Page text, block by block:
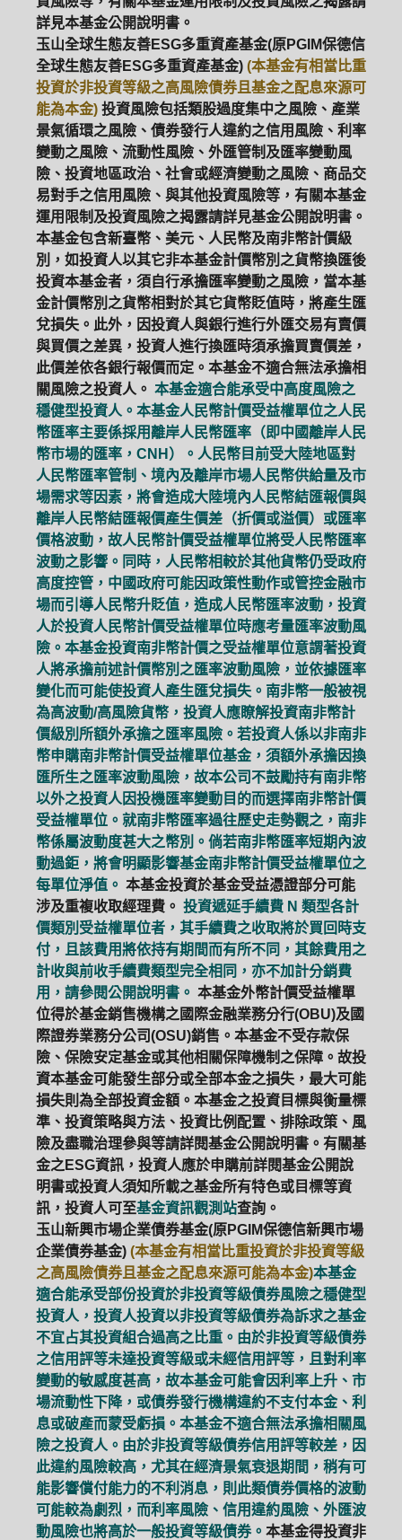
詳見本基金公開說明書。
玉山全球生態友善ESG多重資產基金(原PGIM保德信
全球生態友善ESG多重資產基金) (本基金有相當比重
投資於非投資等級之高風險債券且基金之配息來源可
能為本金) 投資風險包括類股過度集中之風險、產業
景氣循環之風險、債券發行人違約之信用風險、利率
變動之風險、流動性風險、外匯管制及匯率變動風
險、投資地區政治、社會或經濟變動之風險、商品交
易對手之信用風險、與其他投資風險等，有關本基金
運用限制及投資風險之揭露請詳見基金公開說明書。
本基金包含新臺幣、美元、人民幣及南非幣計價級
別，如投資人以其它非本基金計價幣別之貨幣換匯後
投資本基金者，須自行承擔匯率變動之風險，當本基
金計價幣別之貨幣相對於其它貨幣貶值時，將產生匯
兌損失。此外，因投資人與銀行進行外匯交易有賣價
與買價之差異，投資人進行換匯時須承擔買賣價差，
此價差依各銀行報價而定。本基金不適合無法承擔相
關風險之投資人。 本基金適合能承受中高度風險之
穩健型投資人。本基金人民幣計價受益權單位之人民
幣匯率主要係採用離岸人民幣匯率（即中國離岸人民
幣市場的匯率，CNH）。人民幣目前受大陸地區對
人民幣匯率管制、境內及離岸市場人民幣供給量及市
場需求等因素，將會造成大陸境內人民幣結匯報價與
離岸人民幣結匯報價產生價差（折價或溢價）或匯率
價格波動，故人民幣計價受益權單位將受人民幣匯率
波動之影響。同時，人民幣相較於其他貨幣仍受政府
高度控管，中國政府可能因政策性動作或管控金融市
場而引導人民幣升貶值，造成人民幣匯率波動，投資
人於投資人民幣計價受益權單位時應考量匯率波動風
險。本基金投資南非幣計價之受益權單位意謂著投資
人將承擔前述計價幣別之匯率波動風險，並依據匯率
變化而可能使投資人產生匯兌損失。南非幣一般被視
為高波動/高風險貨幣，投資人應瞭解投資南非幣計
價級別所額外承擔之匯率風險。若投資人係以非南非
幣申購南非幣計價受益權單位基金，須額外承擔因換
匯所生之匯率波動風險，故本公司不鼓勵持有南非幣
以外之投資人因投機匯率變動目的而選擇南非幣計價
受益權單位。就南非幣匯率過往歷史走勢觀之，南非
幣係屬波動度甚大之幣別。倘若南非幣匯率短期內波
動過鉅，將會明顯影響基金南非幣計價受益權單位之
每單位淨值。 本基金投資於基金受益憑證部分可能
涉及重複收取經理費。 投資遞延手續費 N 類型各計
價類別受益權單位者，其手續費之收取將於買回時支
付，且該費用將依持有期間而有所不同，其餘費用之
計收與前收手續費類型完全相同，亦不加計分銷費
用，請參閱公開說明書。 本基金外幣計價受益權單
位得於基金銷售機構之國際金融業務分行(OBU)及國
際證券業務分公司(OSU)銷售。本基金不受存款保
險、保險安定基金或其他相關保障機制之保障。故投
資本基金可能發生部分或全部本金之損失，最大可能
損失則為全部投資金額。本基金之投資目標與衡量標
準、投資策略與方法、投資比例配置、排除政策、風
險及盡職治理參與等請詳閱基金公開說明書。有關基
金之ESG資訊，投資人應於申購前詳閱基金公開說
明書或投資人須知所載之基金所有特色或目標等資
訊，投資人可至基金資訊觀測站查詢。
玉山新興市場企業債券基金(原PGIM保德信新興市場
企業債券基金) (本基金有相當比重投資於非投資等級
之高風險債券且基金之配息來源可能為本金)本基金
適合能承受部份投資於非投資等級債券風險之穩健型
投資人，投資人投資以非投資等級債券為訴求之基金
不宜占其投資組合過高之比重。由於非投資等級債券
之信用評等未達投資等級或未經信用評等，且對利率
變動的敏感度甚高，故本基金可能會因利率上升、市
場流動性下降，或債券發行機構違約不支付本金、利
息或破產而蒙受虧損。本基金不適合無法承擔相關風
險之投資人。由於非投資等級債券信用評等較差，因
此違約風險較高，尤其在經濟景氣衰退期間，稍有可
能影響償付能力的不利消息，則此類債券價格的波動
可能較為劇烈，而利率風險、信用違約風險、外匯波
動風險也將高於一般投資等級債券。 本基金得投資非